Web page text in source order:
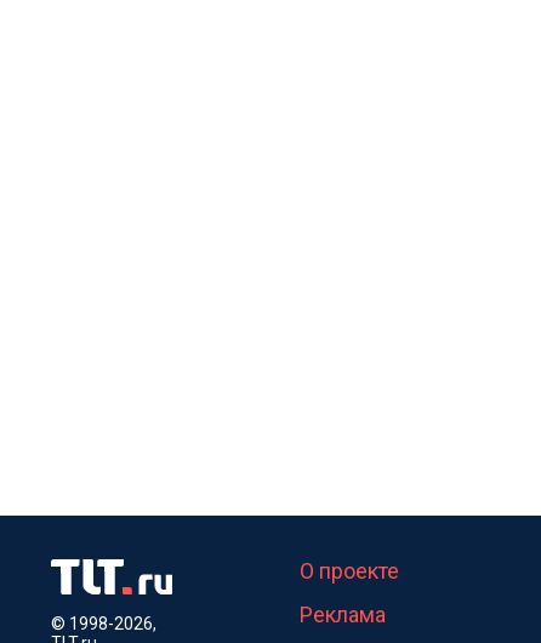
© 1998-2026,
О проекте
Реклама